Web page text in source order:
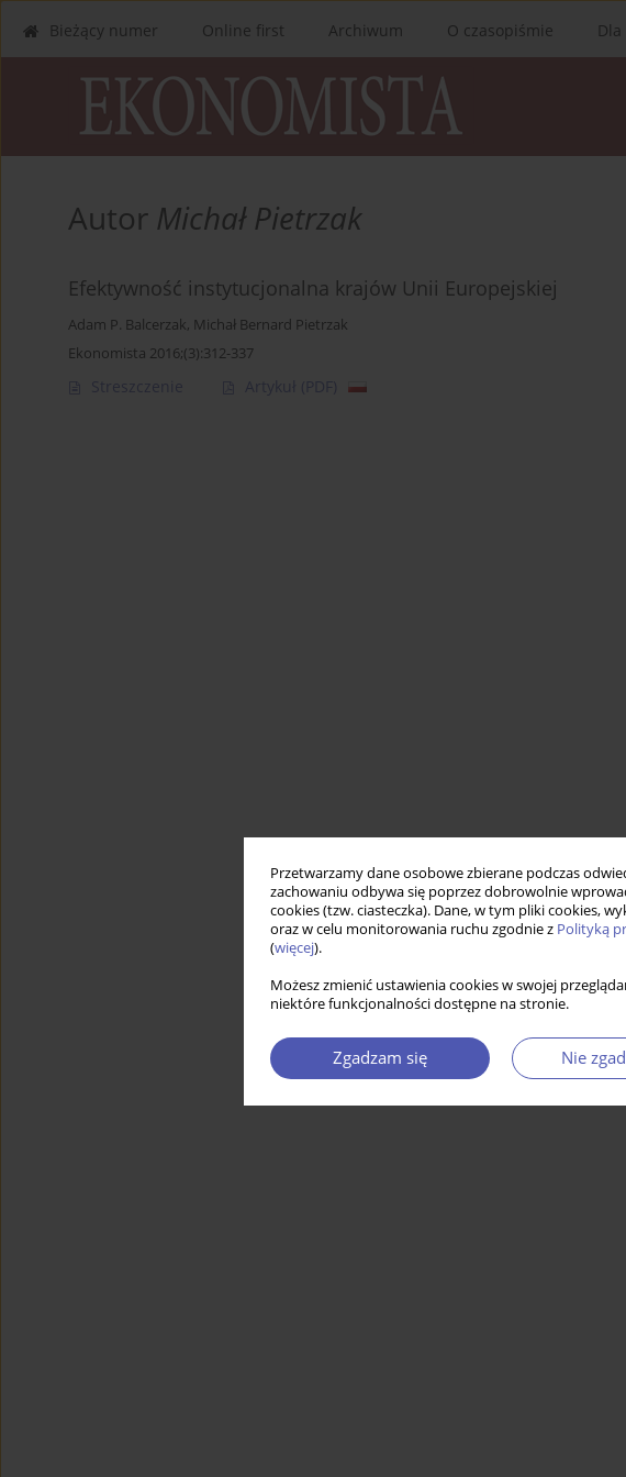
Przetwarzamy dane osobowe zbierane podczas
zachowaniu odbywa się poprzez dobrowolnie
cookies (tzw. ciasteczka). Dane, w tym pliki cookies,
oraz w celu monitorowania ruchu zgodnie z Polityką
(więcej).
Możesz zmienić ustawienia cookies w swojej
niektóre funkcjonalności dostępne na stronie.
Zgadzam się Nie
Bieżący numer Online first Archiwum O czasopiśmie
Autor Michał Pietrzak
Efektywność instytucjonalna krajów Unii Europejskiej
Adam P. Balcerzak, Michał Bernard Pietrzak
Ekonomista 2016;(3):312-337
Streszczenie Artykuł (PDF)